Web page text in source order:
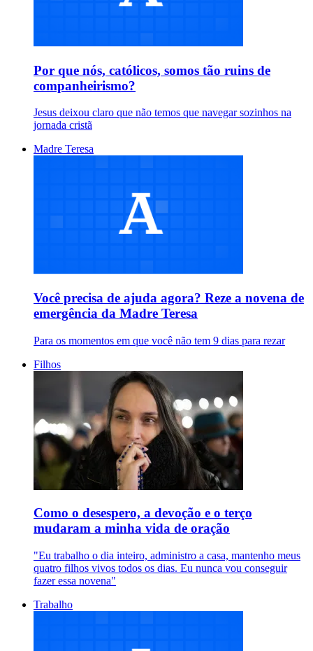
Por que nós, católicos, somos tão ruins de
companheirismo?
Jesus deixou claro que não temos que navegar sozinhos na
jornada cristã
Madre Teresa
Você precisa de ajuda agora? Reze a novena de
emergência da Madre Teresa
Para os momentos em que você não tem 9 dias para rezar
Filhos
Como o desespero, a devoção e o terço
mudaram a minha vida de oração
"Eu trabalho o dia inteiro, administro a casa, mantenho meus
quatro filhos vivos todos os dias. Eu nunca vou conseguir
fazer essa novena"
Trabalho